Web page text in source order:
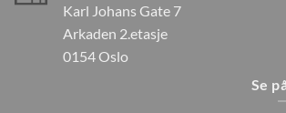
Karl Johans Gate 7
Arkaden 2.etasje
0154 Oslo
Se